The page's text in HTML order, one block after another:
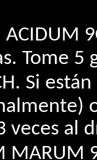
ACIDUM
Tome 5
Si
veces al
MARUM